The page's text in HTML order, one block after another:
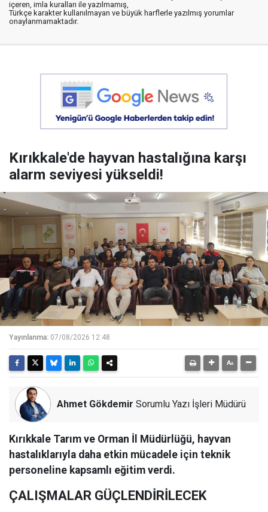
içeren, imla kuralları ile yazılmamış,
Türkçe karakter kullanılmayan ve büyük harflerle yazılmış yorumlar
onaylanmamaktadır.
Kırıkkale'de hayvan hastalığına karşı
alarm seviyesi yükseldi!
Yayınlanma: 07/08/2026 12:48
Ahmet Gökdemir Sorumlu Yazı İşleri Müdürü
Kırıkkale Tarım ve Orman İl Müdürlüğü, hayvan
hastalıklarıyla daha etkin mücadele için teknik
personeline kapsamlı eğitim verdi.
ÇALIŞMALAR GÜÇLENDİRİLECEK